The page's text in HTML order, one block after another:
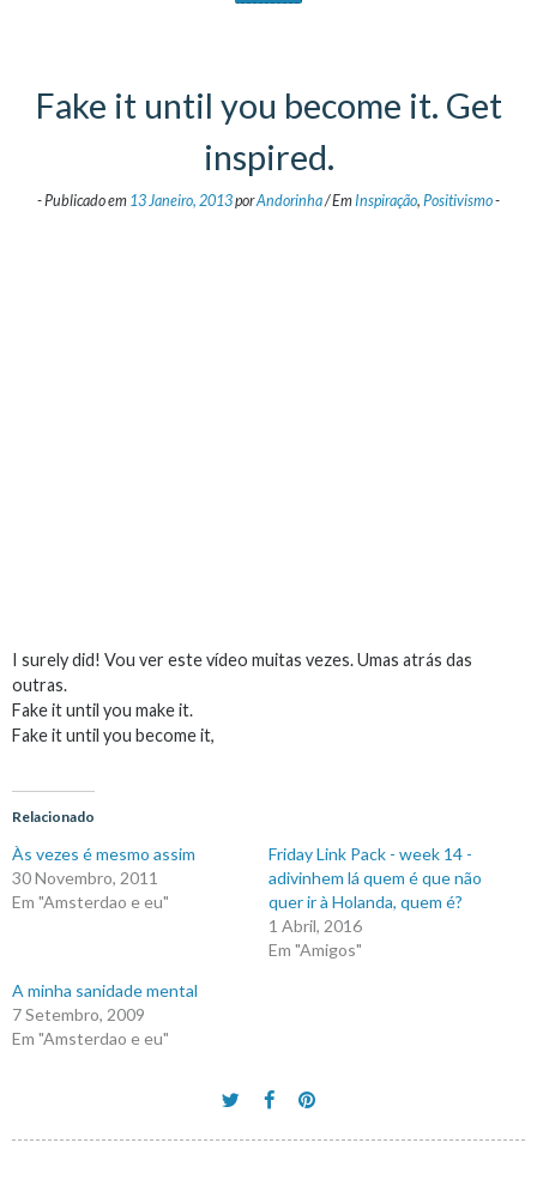
Fake it until you become it. Get
inspired.
-Publicado em 13 Janeiro, 2013porAndorinha/EmInspiração, Positivismo-
I surely did! Vou ver este vídeo muitas vezes. Umas atrás das
outras.
Fake it until you make it.
Fake it until you become it,
Relacionado
Às vezes é mesmo assim
30 Novembro, 2011
Em "Amsterdao e eu"
Friday Link Pack - week 14 -
adivinhem lá quem é que não
quer ir à Holanda, quem é?
1 Abril, 2016
Em "Amigos"
A minha sanidade mental
7 Setembro, 2009
Em "Amsterdao e eu"